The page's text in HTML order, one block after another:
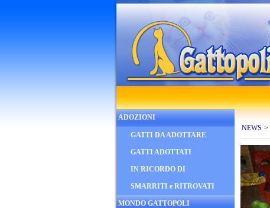
ADOZIONI
GATTI DA ADOTTARE
GATTI ADOTTATI
IN RICORDO DI
SMARRITI e RITROVATI
MONDO GATTOPOLI
NEWS >